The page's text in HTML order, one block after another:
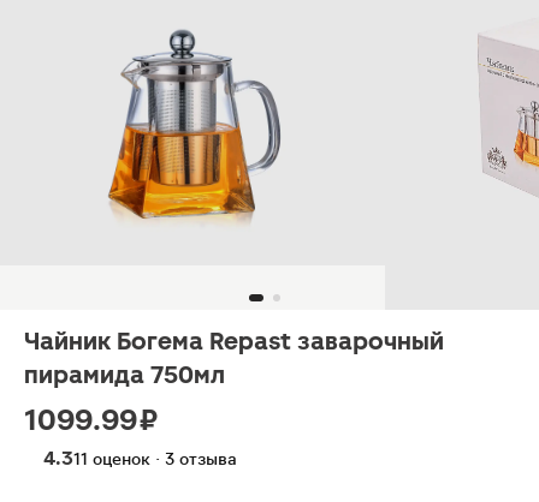
Чайник Богема Repast заварочный
пирамида 750мл
1099.99 ₽
4.311 оценок · 3 отзыва